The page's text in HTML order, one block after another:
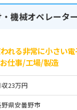
機械オペレータ
れる非常に小さい
仕事/工場/製造
収23万円
県安曇野市